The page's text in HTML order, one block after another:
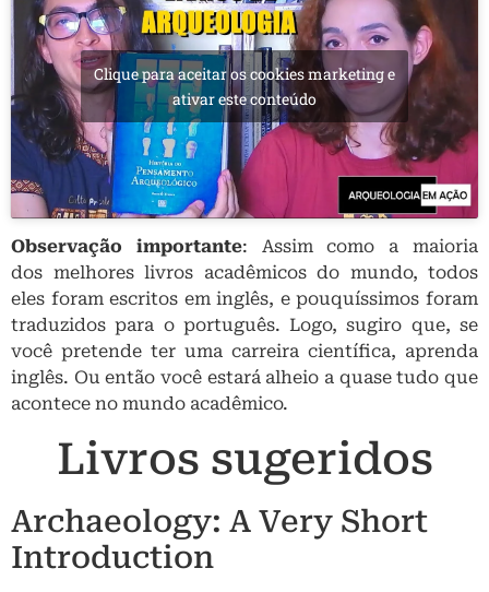
Clique para aceitar os cookies marketing e
ativar este conteúdo
Observação importante: Assim como a maioria
dos melhores livros acadêmicos do mundo, todos
eles foram escritos em inglês, e pouquíssimos foram
traduzidos para o português. Logo, sugiro que, se
você pretende ter uma carreira científica, aprenda
inglês. Ou então você estará alheio a quase tudo que
acontece no mundo acadêmico.
Livros sugeridos
Archaeology: A Very Short
Introduction